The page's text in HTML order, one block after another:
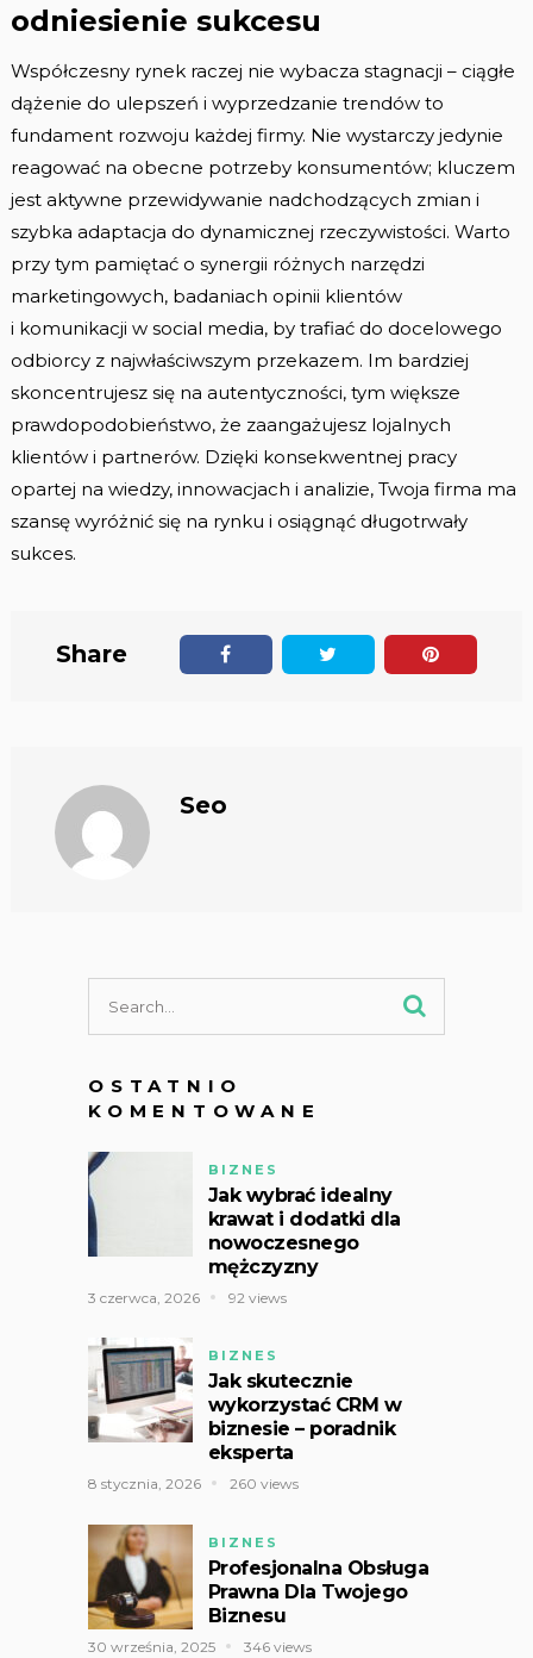
odniesienie sukcesu
Współczesny rynek raczej nie wybacza stagnacji – ciągłe
dążenie do ulepszeń i wyprzedzanie trendów to
fundament rozwoju każdej firmy. Nie wystarczy jedynie
reagować na obecne potrzeby konsumentów; kluczem
jest aktywne przewidywanie nadchodzących zmian i
szybka adaptacja do dynamicznej rzeczywistości. Warto
przy tym pamiętać o synergii różnych narzędzi
marketingowych, badaniach opinii klientów
i komunikacji w social media, by trafiać do docelowego
odbiorcy z najwłaściwszym przekazem. Im bardziej
skoncentrujesz się na autentyczności, tym większe
prawdopodobieństwo, że zaangażujesz lojalnych
klientów i partnerów. Dzięki konsekwentnej pracy
opartej na wiedzy, innowacjach i analizie, Twoja firma ma
szansę wyróżnić się na rynku i osiągnąć długotrwały
sukces.
Share
Seo
OSTATNIO
KOMENTOWANE
BIZNES
Jak wybrać idealny
krawat i dodatki dla
nowoczesnego
mężczyzny
3 czerwca, 2026 92 views
BIZNES
Jak skutecznie
wykorzystać CRM w
biznesie – poradnik
eksperta
8 stycznia, 2026 260 views
BIZNES
Profesjonalna Obsługa
Prawna Dla Twojego
Biznesu
30 września, 2025 346 views